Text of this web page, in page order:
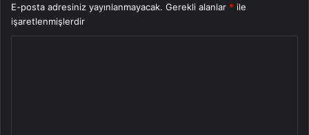
E-posta adresiniz yayınlanmayacak. Gerekli alanlar * ile
işaretlenmişlerdir